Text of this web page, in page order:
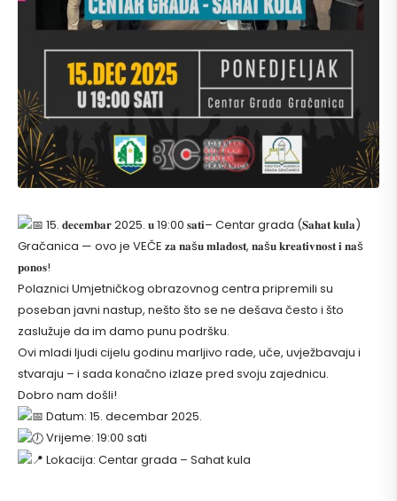
15. 𝐝𝐞𝐜𝐞𝐦𝐛𝐚𝐫 2025. 𝐮 19:00 𝐬𝐚𝐭𝐢– Centar grada (𝐒𝐚𝐡𝐚𝐭 𝐤𝐮𝐥𝐚)
Gračanica — ovo je VEČE 𝐳𝐚 𝐧𝐚š𝐮 𝐦𝐥𝐚𝐝𝐨𝐬𝐭, 𝐧𝐚š𝐮 𝐤𝐫𝐞𝐚𝐭𝐢𝐯𝐧𝐨𝐬𝐭 𝐢 𝐧𝐚š
𝐩𝐨𝐧𝐨𝐬!
Polaznici Umjetničkog obrazovnog centra pripremili su
poseban javni nastup, nešto što se ne dešava često i što
zaslužuje da im damo punu podršku.
Ovi mladi ljudi cijelu godinu marljivo rade, uče, uvježbavaju i
stvaraju – i sada konačno izlaze pred svoju zajednicu.
Dobro nam došli!
Datum: 15. decembar 2025.
Vrijeme: 19:00 sati
Lokacija: Centar grada – Sahat kula